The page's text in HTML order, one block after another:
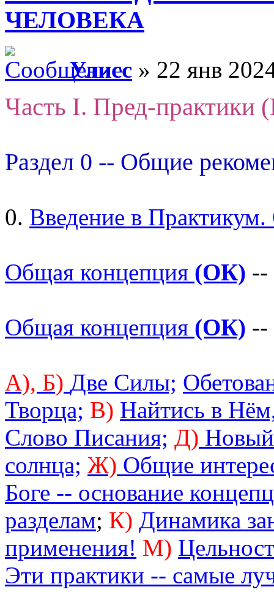
ЧЕЛОВЕКА
Улисс » 22 янв
Часть I. Пред-практики
Раздел 0 -- Общие
0. Введение в
Общая концепция (ОК) --
Общая концепция (ОК) --
А), Б) Две Силы;
Творца; В) Найтись в
Слово Писания; Д) Новый
солнца; Ж) Общие
Боге -- основание
разделам; К) Динамика
применения! М)
Эти практики -- самые